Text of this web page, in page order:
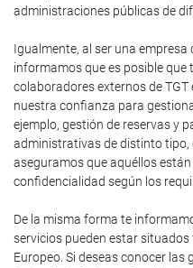
administraciones públicas de
Igualmente, al ser una
informamos que es posible
colaboradores externos de
nuestra confianza para
ejemplo, gestión de reservas y
administrativas de distinto tipo,
aseguramos que aquéllos
confidencialidad según los
De la misma forma te
servicios pueden estar
Europeo. Si deseas conocer